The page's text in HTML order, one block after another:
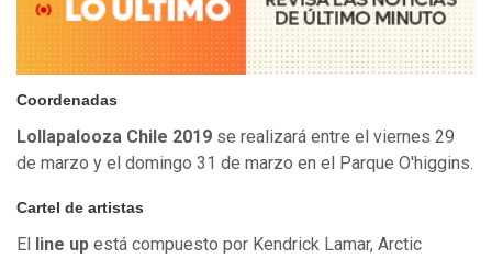
Coordenadas
Lollapalooza Chile 2019 se realizará entre el viernes 29
de marzo y el domingo 31 de marzo en el Parque O'higgins.
Cartel de artistas
El line up está compuesto por Kendrick Lamar, Arctic